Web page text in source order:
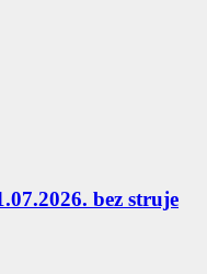
bez struje